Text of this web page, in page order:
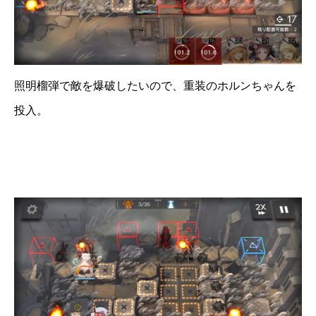
照明榴弾で敵を爆破したいので、重装のホルンちゃんを
投入。